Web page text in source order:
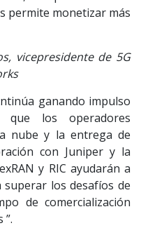
permite monetizar más
vicepresidente de 5G
ganando impulso
los operadores
nube y la entrega de
con Juniper y la
y RIC ayudarán a
los desafíos de
de comercialización